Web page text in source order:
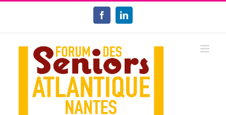
Passer
FacebookLinkedIn